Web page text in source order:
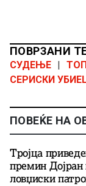
ПОВРЗАНИ
СУДЕЊЕ |
СЕРИСКИ
ПОВЕЌЕ НА
Тројца
премин Дојран
ловџиски